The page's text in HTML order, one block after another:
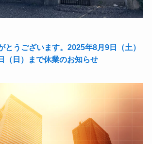
とうございます。2025年8月9日（土）
（日）まで休業のお知らせ